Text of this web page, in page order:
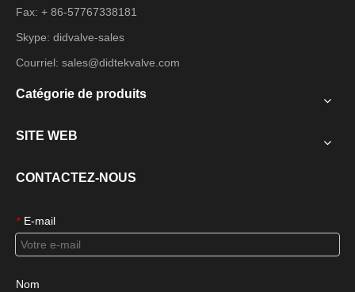
Fax: + 86-57767338181
Skype: didvalve-sales
Courriel: sales@didtekvalve.com
Catégorie de produits
SITE WEB
CONTACTEZ-NOUS
* E-mail
Nom